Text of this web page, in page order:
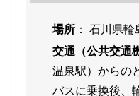
場所 ： 石川県
交通（公共交通
温泉駅）からの
バスに乗換後、